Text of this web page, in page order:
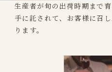
生産者が旬の出荷時期まで
手に託されて、お客様に召
ります。